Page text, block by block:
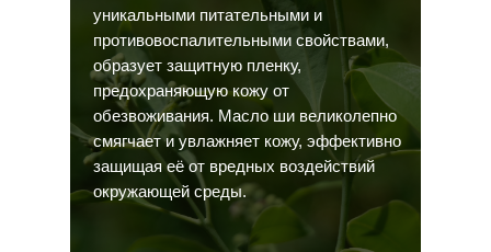
уникальными питательными и
противовоспалительными свойствами,
образует защитную пленку,
предохраняющую кожу от
обезвоживания. Масло ши великолепно
смягчает и увлажняет кожу, эффективно
защищая её от вредных воздействий
окружающей среды.